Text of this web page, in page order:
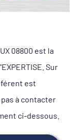
08800 est la
Sur
est
pas à contacter
ci-dessous.